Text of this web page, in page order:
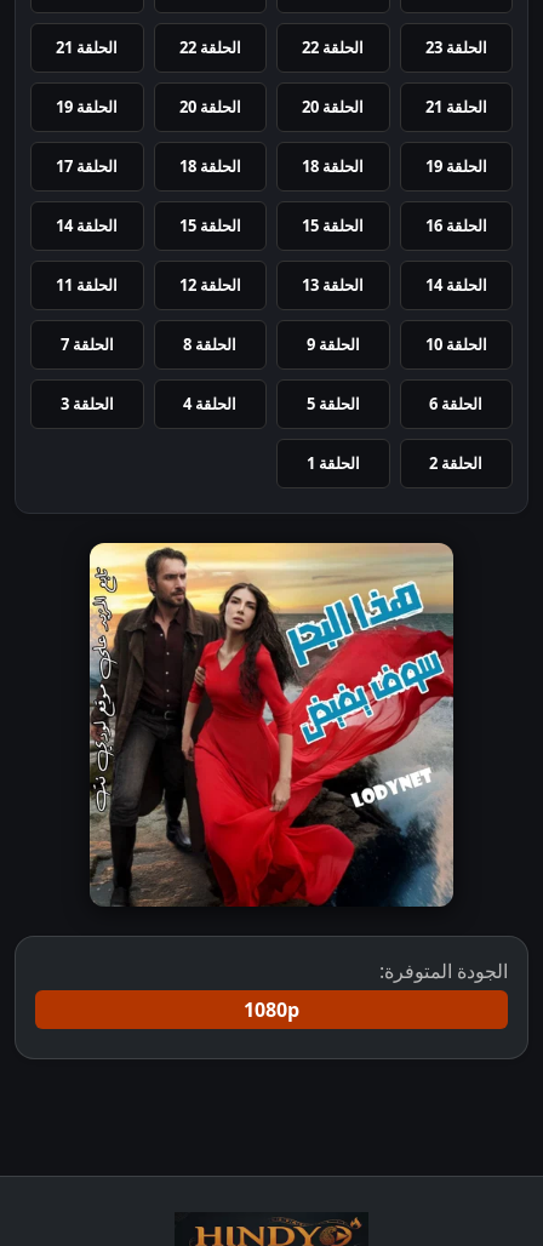
الحلقة 23 الحلقة 22 الحلقة 22 الحلقة 21
الحلقة 21 الحلقة 20 الحلقة 20 الحلقة 19
الحلقة 19 الحلقة 18 الحلقة 18 الحلقة 17
الحلقة 16 الحلقة 15 الحلقة 15 الحلقة 14
الحلقة 14 الحلقة 13 الحلقة 12 الحلقة 11
الحلقة 10 الحلقة 9 الحلقة 8 الحلقة 7
الحلقة 6 الحلقة 5 الحلقة 4 الحلقة 3
الحلقة 2 الحلقة 1
الجودة المتوفرة:
1080p